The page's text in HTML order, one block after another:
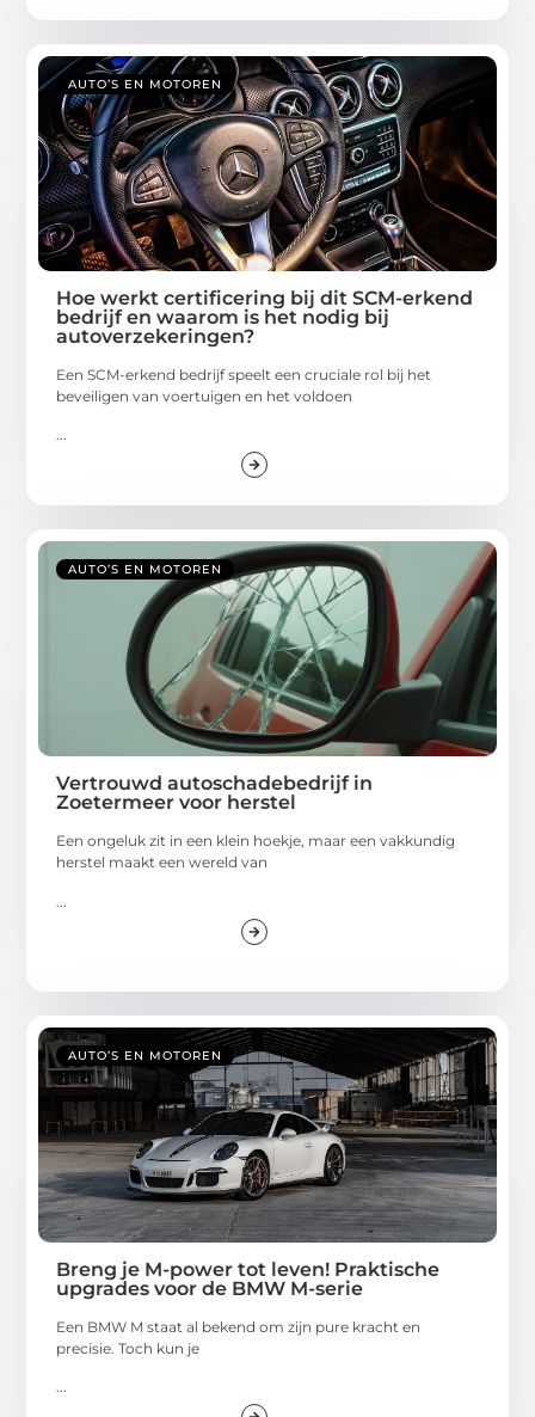
AUTO’S EN MOTOREN
Hoe werkt certificering bij dit SCM-erkend
bedrijf en waarom is het nodig bij
autoverzekeringen?
Een SCM-erkend bedrijf speelt een cruciale rol bij het
beveiligen van voertuigen en het voldoen
...
AUTO’S EN MOTOREN
Vertrouwd autoschadebedrijf in
Zoetermeer voor herstel
Een ongeluk zit in een klein hoekje, maar een vakkundig
herstel maakt een wereld van
AUTO’S EN MOTOREN
Breng je M-power tot leven! Praktische
upgrades voor de BMW M-serie
Een BMW M staat al bekend om zijn pure kracht en
precisie. Toch kun je
...